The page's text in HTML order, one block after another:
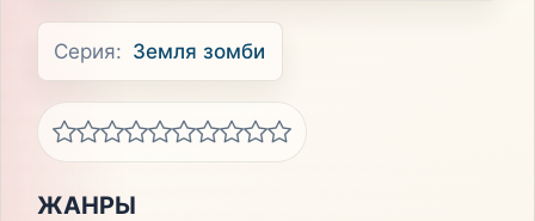
Серия: Земля зомби
ЖАНРЫ